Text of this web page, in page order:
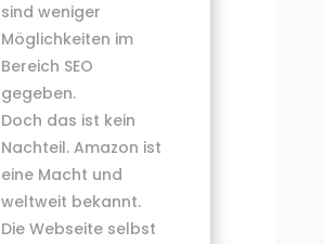
sind weniger
Möglichkeiten im
Bereich SEO
gegeben.
Doch das ist kein
Nachteil. Amazon ist
eine Macht und
weltweit bekannt.
Die Webseite selbst